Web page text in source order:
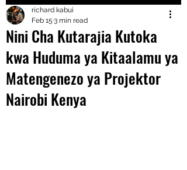
+2547205568
24
+254777556
824
Nini Cha Kutarajia Kutoka
kwa Huduma ya Kitaalamu ya
Matengenezo ya Projektor
Nairobi Kenya
richard kabui
Feb 15 3 min read